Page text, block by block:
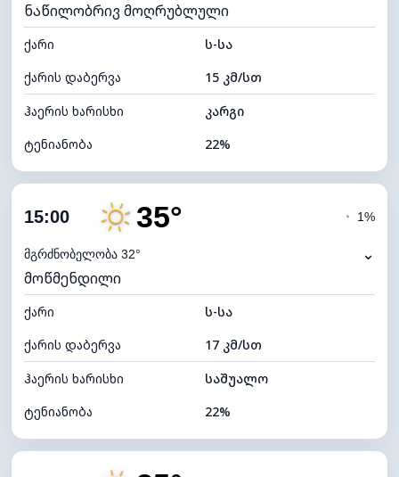
ხილვადობა
10 კმ
განათების ინდექსი 4 (მკრთალი)
ღრუბლის სიმაღლე 5440 მ
ნაწილობრივ მოღრუბლული
ქარი
ს-სა
ქარის დაბერვა
15 კმ/სთ
ჰაერის ხარისხი
კარგი
ტენიანობა
22%
ღრუბლიანობა
ნამის წერტილი
ხილვადობა
განათების ინდექსი 7 (ნათელი)
ღრუბლის სიმაღლე 8400 მ
15:00 35°
მგრძნობელობა 32°
◔ 1%
⌄
მოწმენდილი
ქარი
ს-სა
ქარის დაბერვა
17 კმ/სთ
ჰაერის ხარისხი
საშუალო
ტენიანობა
22%